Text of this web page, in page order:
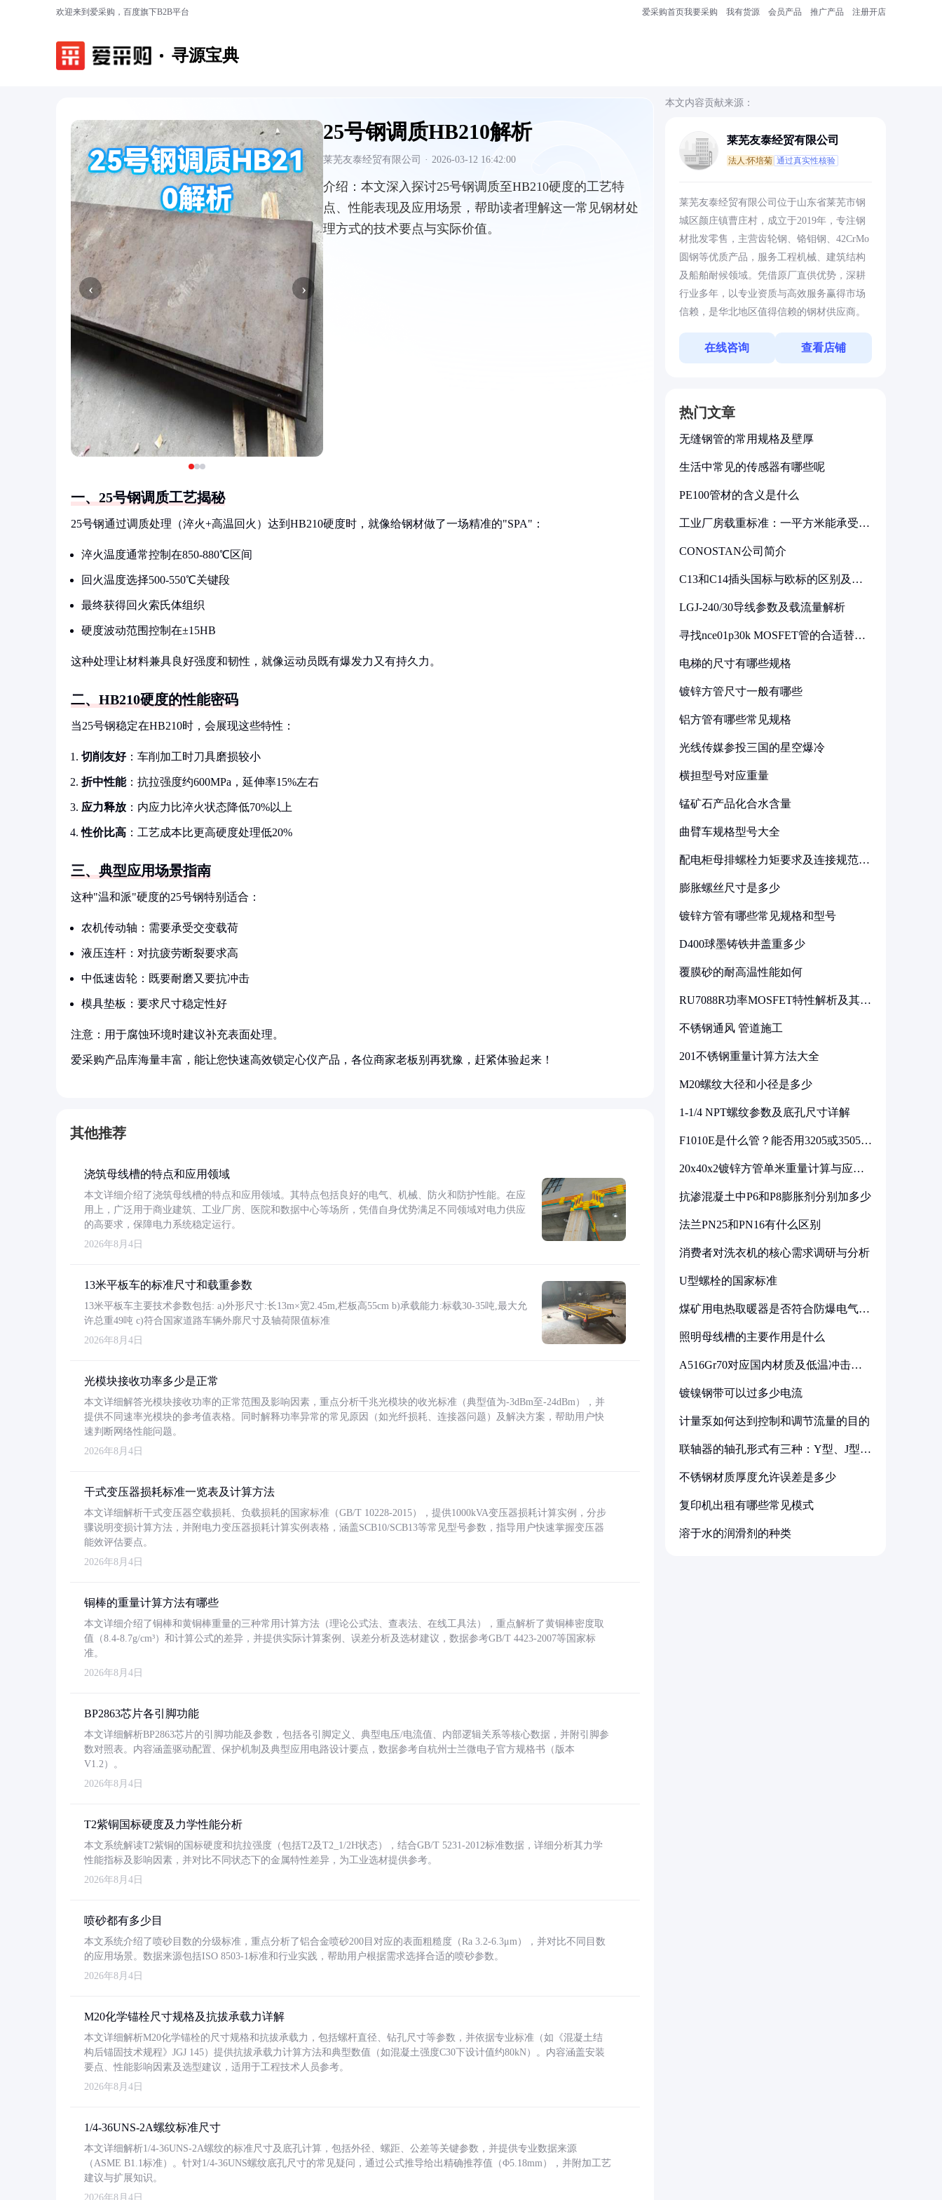
欢迎来到爱采购，百度旗下B2B平台 爱采购首页我要采购 我有货源 会员产品 推广产品 注册开店
寻源宝典
‹ ›
25号钢调质HB210解析
莱芜友泰经贸有限公司 · 2026-03-12 16:42:00
介绍： 本文深入探讨25号钢调质至HB210硬度的工艺特
点、性能表现及应用场景，帮助读者理解这一常见钢材处
理方式的技术要点与实际价值。
一、25号钢调质工艺揭秘
25号钢通过调质处理（淬火+高温回火）达到HB210硬度时，就像给钢材做了一场精准的"SPA"：
淬火温度通常控制在850-880℃区间
回火温度选择500-550℃关键段
最终获得回火索氏体组织
硬度波动范围控制在±15HB
这种处理让材料兼具良好强度和韧性，就像运动员既有爆发力又有持久力。
二、HB210硬度的性能密码
当25号钢稳定在HB210时，会展现这些特性：
切削友好：车削加工时刀具磨损较小
折中性能：抗拉强度约600MPa，延伸率15%左右
应力释放 ：内应力比淬火状态降低70%以上
性价比高 ：工艺成本比更高硬度处理低20%
三、典型应用场景指南
这种"温和派"硬度的25号钢特别适合：
农机传动轴：需要承受交变载荷
液压连杆：对抗疲劳断裂要求高
中低速齿轮：既要耐磨又要抗冲击
模具垫板：要求尺寸稳定性好
注意：用于腐蚀环境时建议补充表面处理。
爱采购产品库海量丰富，能让您快速高效锁定心仪产品，各位商家老板别再犹豫，赶紧体验起来！
其他推荐
浇筑母线槽的特点和应用领域
本文详细介绍了浇筑母线槽的特点和应用领域。其特点包括良好的电气、机械、防火和防护性能。在应
用上，广泛用于商业建筑、工业厂房、医院和数据中心等场所，凭借自身优势满足不同领域对电力供应
的高要求，保障电力系统稳定运行。
2026年8月4日
13米平板车的标准尺寸和载重参数
13米平板车主要技术参数包括: a)外形尺寸:长13m×宽2.45m,栏板高55cm b)承载能力:标载30-35吨,最大允
许总重49吨 c)符合国家道路车辆外廓尺寸及轴荷限值标准
2026年8月4日
光模块接收功率多少是正常
本文详细解答光模块接收功率的正常范围及影响因素，重点分析千兆光模块的收光标准（典型值为-3dBm至-24dBm），并
提供不同速率光模块的参考值表格。同时解释功率异常的常见原因（如光纤损耗、连接器问题）及解决方案，帮助用户快
速判断网络性能问题。
2026年8月4日
干式变压器损耗标准一览表及计算方法
本文详细解析干式变压器空载损耗、负载损耗的国家标准（GB/T 10228-2015），提供1000kVA变压器损耗计算实例，分步
骤说明变损计算方法，并附电力变压器损耗计算实例表格，涵盖SCB10/SCB13等常见型号参数，指导用户快速掌握变压器
能效评估要点。
2026年8月4日
铜棒的重量计算方法有哪些
本文详细介绍了铜棒和黄铜棒重量的三种常用计算方法（理论公式法、查表法、在线工具法），重点解析了黄铜棒密度取
值（8.4-8.7g/cm³）和计算公式的差异，并提供实际计算案例、误差分析及选材建议，数据参考GB/T 4423-2007等国家标
准。
2026年8月4日
BP2863芯片各引脚功能
本文详细解析BP2863芯片的引脚功能及参数，包括各引脚定义、典型电压/电流值、内部逻辑关系等核心数据，并附引脚参
数对照表。内容涵盖驱动配置、保护机制及典型应用电路设计要点，数据参考自杭州士兰微电子官方规格书（版本
V1.2）。
2026年8月4日
T2紫铜国标硬度及力学性能分析
本文系统解读T2紫铜的国标硬度和抗拉强度（包括T2及T2_1/2H状态），结合GB/T 5231-2012标准数据，详细分析其力学
性能指标及影响因素，并对比不同状态下的金属特性差异，为工业选材提供参考。
2026年8月4日
喷砂都有多少目
本文系统介绍了喷砂目数的分级标准，重点分析了铝合金喷砂200目对应的表面粗糙度（Ra 3.2-6.3μm），并对比不同目数
的应用场景。数据来源包括ISO 8503-1标准和行业实践，帮助用户根据需求选择合适的喷砂参数。
2026年8月4日
M20化学锚栓尺寸规格及抗拔承载力详解
本文详细解析M20化学锚栓的尺寸规格和抗拔承载力，包括螺杆直径、钻孔尺寸等参数，并依据专业标准（如《混凝土结
构后锚固技术规程》JGJ 145）提供抗拔承载力计算方法和典型数值（如混凝土强度C30下设计值约80kN）。内容涵盖安装
要点、性能影响因素及选型建议，适用于工程技术人员参考。
2026年8月4日
1/4-36UNS-2A螺纹标准尺寸
本文详细解析1/4-36UNS-2A螺纹的标准尺寸及底孔计算，包括外径、螺距、公差等关键参数，并提供专业数据来源
（ASME B1.1标准）。针对1/4-36UNS螺纹底孔尺寸的常见疑问，通过公式推导给出精确推荐值（Φ5.18mm），并附加工艺
建议与扩展知识。
2026年8月4日
本文内容贡献来源：
莱芜友泰经贸有限公司
法人:怀培菊 通过真实性核验
莱芜友泰经贸有限公司位于山东省莱芜市钢
城区颜庄镇曹庄村，成立于2019年，专注钢
材批发零售，主营齿轮钢、铬钼钢、42CrMo
圆钢等优质产品，服务工程机械、建筑结构
及船舶耐候领域。凭借原厂直供优势，深耕
行业多年，以专业资质与高效服务赢得市场
信赖，是华北地区值得信赖的钢材供应商。
在线咨询 查看店铺
热门文章
无缝钢管的常用规格及壁厚
生活中常见的传感器有哪些呢
PE100管材的含义是什么
工业厂房载重标准：一平方米能承受多
CONOSTAN公司简介
C13和C14插头国标与欧标的区别及其
LGJ-240/30导线参数及载流量解析
寻找nce01p30k MOSFET管的合适替代
电梯的尺寸有哪些规格
镀锌方管尺寸一般有哪些
铝方管有哪些常见规格
光线传媒参投三国的星空爆冷
横担型号对应重量
锰矿石产品化合水含量
曲臂车规格型号大全
配电柜母排螺栓力矩要求及连接规范详
膨胀螺丝尺寸是多少
镀锌方管有哪些常见规格和型号
D400球墨铸铁井盖重多少
覆膜砂的耐高温性能如何
RU7088R功率MOSFET特性解析及其在
不锈钢通风 管道施工
201不锈钢重量计算方法大全
M20螺纹大径和小径是多少
1-1/4 NPT螺纹参数及底孔尺寸详解
F1010E是什么管？能否用3205或3505代
20x40x2镀锌方管单米重量计算与应用
抗渗混凝土中P6和P8膨胀剂分别加多少
法兰PN25和PN16有什么区别
消费者对洗衣机的核心需求调研与分析
U型螺栓的国家标准
煤矿用电热取暖器是否符合防爆电气设
照明母线槽的主要作用是什么
A516Gr70对应国内材质及低温冲击要
镀镍钢带可以过多少电流
计量泵如何达到控制和调节流量的目的
联轴器的轴孔形式有三种：Y型、J型、
不锈钢材质厚度允许误差是多少
复印机出租有哪些常见模式
溶于水的润滑剂的种类